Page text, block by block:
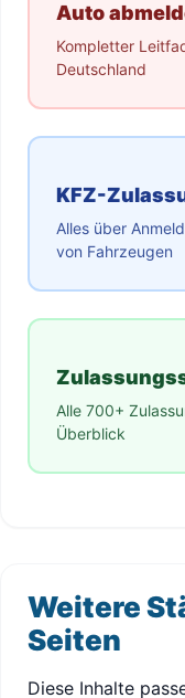
Auto
Kompletter
Deutschland
KFZ-
Alles über
von Fahrzeugen
Alle 700+
Überblick
Weitere
Seiten
Diese Inhalte